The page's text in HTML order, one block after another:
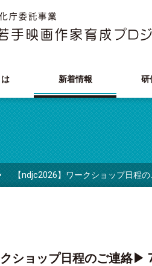
新着情報 研
【ndjc2026】ワークショップ日程
クショップ日程のご連絡▶︎